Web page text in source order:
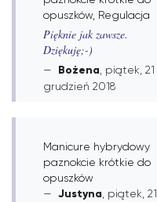
opuszków, Regulacja
Pięknie jak zawsze.
Dziękuję;-)
Bożena , piątek, 21
grudzień 2018
Manicure hybrydowy
paznokcie krótkie do
opuszków
Justyna , piątek, 21